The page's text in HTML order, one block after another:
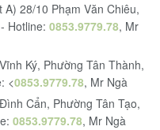
28/10 Phạm Văn Chiêu,
Hotline: 0853.9779.78, Mr
Ký, Phường Tân Thành,
<0853.9779.78, Mr Ngà
Cẩn, Phường Tân Tạo,
0853.9779.78, Mr Ngà